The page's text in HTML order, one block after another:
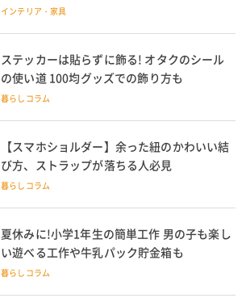
インテリア・家具
ステッカーは貼らずに飾る! オタクのシール
の使い道 100均グッズでの飾り方も
暮らしコラム
【スマホショルダー】余った紐のかわいい結
び方、ストラップが落ちる人必見
暮らしコラム
夏休みに!小学1年生の簡単工作 男の子も楽し
い遊べる工作や牛乳パック貯金箱も
暮らしコラム